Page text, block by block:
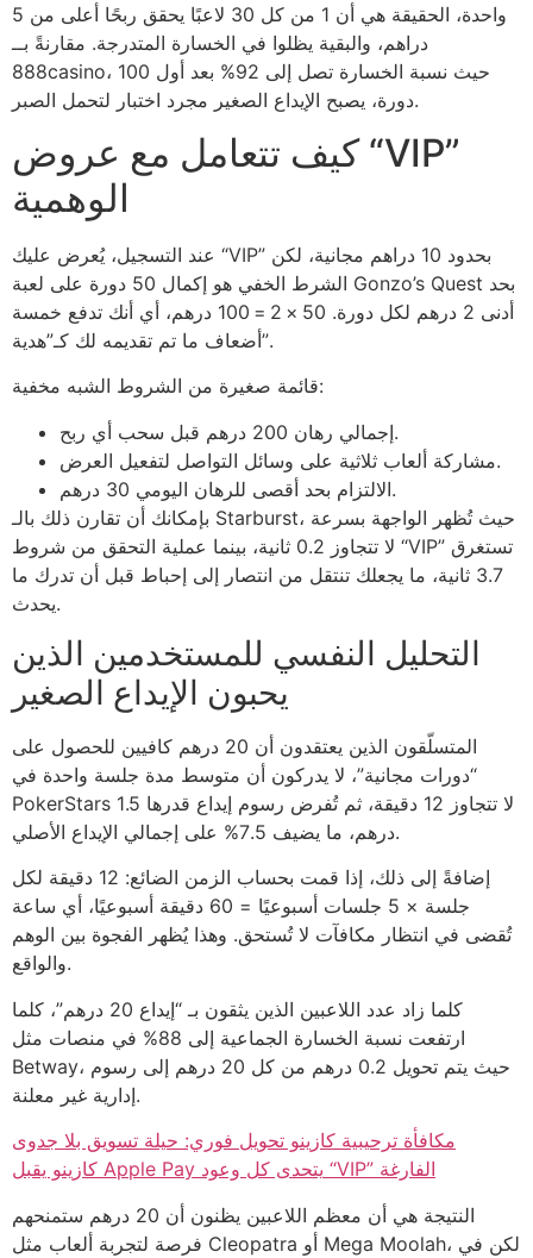
واحدة، الحقيقة هي أن 1 من كل 30 لاعبًا يحقق ربحًا أعلى من 5
دراهم، والبقية يظلوا في الخسارة المتدرجة. مقارنةً بــ
888casino، حيث نسبة الخسارة تصل إلى 92% بعد أول 100
دورة، يصبح الإيداع الصغير مجرد اختبار لتحمل الصبر.
كيف تتعامل مع عروض “VIP”
الوهمية
عند التسجيل، يُعرض عليك “VIP” بحدود 10 دراهم مجانية، لكن
الشرط الخفي هو إكمال 50 دورة على لعبة Gonzo’s Quest بحد
أدنى 2 درهم لكل دورة. 50 × 2 = 100 درهم، أي أنك تدفع خمسة
أضعاف ما تم تقديمه لك كـ”هدية”.
قائمة صغيرة من الشروط الشبه مخفية:
إجمالي رهان 200 درهم قبل سحب أي ربح.
مشاركة ألعاب ثلاثية على وسائل التواصل لتفعيل العرض.
الالتزام بحد أقصى للرهان اليومي 30 درهم.
بإمكانك أن تقارن ذلك بالـ Starburst، حيث تُظهر الواجهة بسرعة
لا تتجاوز 0.2 ثانية، بينما عملية التحقق من شروط “VIP” تستغرق
3.7 ثانية، ما يجعلك تنتقل من انتصار إلى إحباط قبل أن تدرك ما
يحدث.
التحليل النفسي للمستخدمين الذين
يحبون الإيداع الصغير
المتسلّقون الذين يعتقدون أن 20 درهم كافيين للحصول على
“دورات مجانية”، لا يدركون أن متوسط مدة جلسة واحدة في
PokerStars لا تتجاوز 12 دقيقة، ثم تُفرض رسوم إيداع قدرها 1.5
درهم، ما يضيف 7.5% على إجمالي الإيداع الأصلي.
إضافةً إلى ذلك، إذا قمت بحساب الزمن الضائع: 12 دقيقة لكل
جلسة × 5 جلسات أسبوعيًا = 60 دقيقة أسبوعيًا، أي ساعة
تُقضى في انتظار مكافآت لا تُستحق. وهذا يُظهر الفجوة بين الوهم
والواقع.
كلما زاد عدد اللاعبين الذين يثقون بـ “إيداع 20 درهم”، كلما
ارتفعت نسبة الخسارة الجماعية إلى 88% في منصات مثل
Betway، حيث يتم تحويل 0.2 درهم من كل 20 درهم إلى رسوم
إدارية غير معلنة.
مكافأة ترحيبية كازينو تحويل فوري: حيلة تسويق بلا جدوى
كازينو يقبل Apple Pay يتحدى كل وعود “VIP” الفارغة
النتيجة هي أن معظم اللاعبين يظنون أن 20 درهم ستمنحهم
فرصة لتجربة ألعاب مثل Cleopatra أو Mega Moolah، لكن في